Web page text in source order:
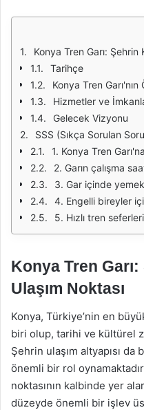
Konya Tren Garı: Şehrin
Tarihçe
Konya Tren Garı'nın
Hizmetler ve
Gelecek Vizyonu
SSS (Sıkça Sorulan
1. Konya Tren
2. Garın çalışma
3. Gar içinde
4. Engelli bireyler
5. Hızlı tren
Konya Tren
Ulaşım Noktası
Konya, Türkiye’nin en
biri olup, tarihi ve kültürel
Şehrin ulaşım altyapısı
önemli bir rol
noktasının kalbinde yer
düzeyde önemli bir işlev